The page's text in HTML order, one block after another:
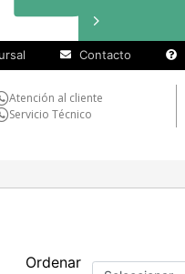
Contacto
Atención al cliente
Servicio Técnico
Ordenar